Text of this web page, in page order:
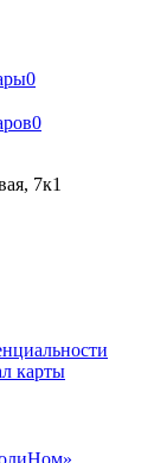
0
0
7к1
карты